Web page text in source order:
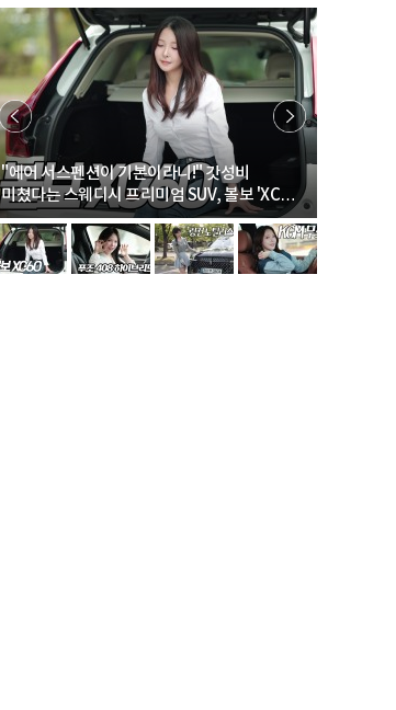
"에어 서스펜션이 기본이라니!" 갓성비
미쳤다는 스웨디시 프리미엄 SUV, 볼보 'XC60
B5 울트라'